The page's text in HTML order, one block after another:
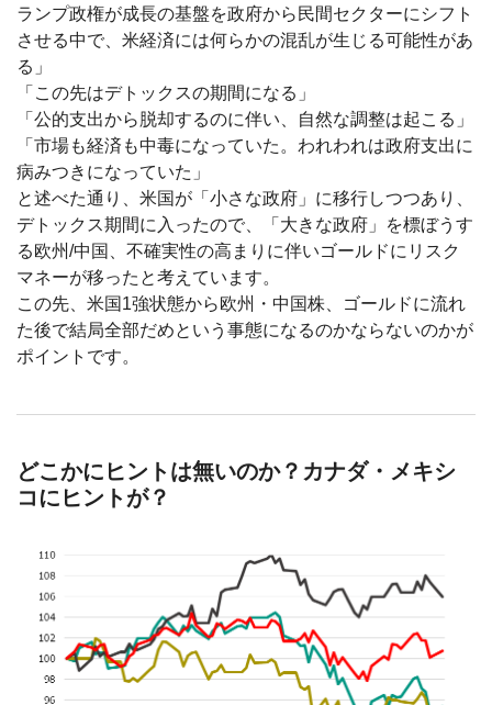
ランプ政権が成長の基盤を政府から民間セクターにシフト
させる中で、米経済には何らかの混乱が生じる可能性があ
る」
「この先はデトックスの期間になる」
「公的支出から脱却するのに伴い、自然な調整は起こる」
「市場も経済も中毒になっていた。われわれは政府支出に
病みつきになっていた」
と述べた通り、米国が「小さな政府」に移行しつつあり、
デトックス期間に入ったので、「大きな政府」を標ぼうす
る欧州/中国、不確実性の高まりに伴いゴールドにリスク
マネーが移ったと考えています。
この先、米国1強状態から欧州・中国株、ゴールドに流れ
た後で結局全部だめという事態になるのかならないのかが
ポイントです。
どこかにヒントは無いのか？カナダ・メキシ
コにヒントが？